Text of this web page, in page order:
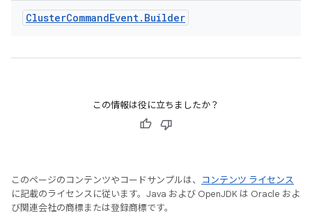
ClusterCommandEvent. Builder
この情報は役に立ちましたか？
このページのコンテンツやコードサンプルは、
コンテンツ ライセンス
に記載のライセンスに従います。Java および OpenJDK は Oracle およ
び関連会社の商標または登録商標です。